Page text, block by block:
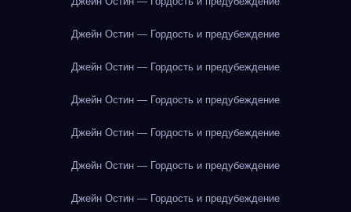
Джейн Остин — Гордость и предубеждение
Джейн Остин — Гордость и предубеждение
Джейн Остин — Гордость и предубеждение
Джейн Остин — Гордость и предубеждение
Джейн Остин — Гордость и предубеждение
Джейн Остин — Гордость и предубеждение